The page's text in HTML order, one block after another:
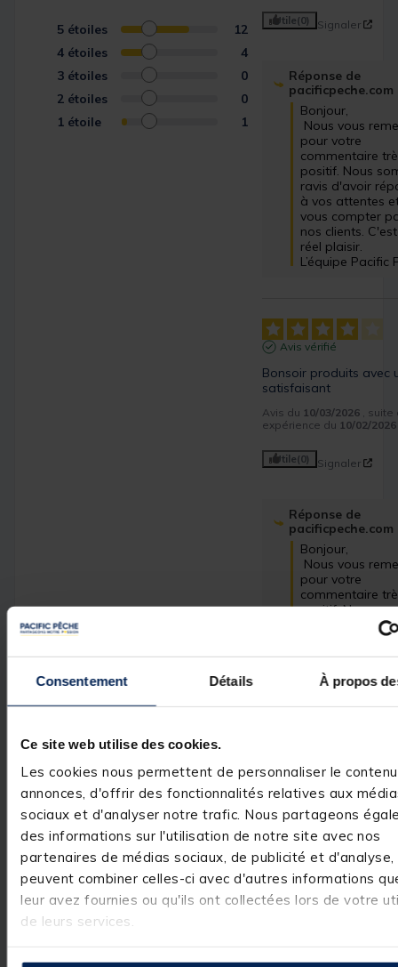
Consentement Détails À propos
Ce site web utilise des cookies.
Les cookies nous permettent de personnaliser le
annonces, d'offrir des fonctionnalités relatives aux
sociaux et d'analyser notre trafic. Nous partageons
des informations sur l'utilisation de notre site avec nos
partenaires de médias sociaux, de publicité et d'analyse,
peuvent combiner celles-ci avec d'autres informations
leur avez fournies ou qu'ils ont collectées lors de votre
de leurs services.
5 étoiles
12
4 étoiles
4
3 étoiles
0
2 étoiles
0
1 étoile 1
Utile(0) Signaler
Réponse de
pacificpeche.com
Bonjour,
pour votre
commentaire
positif. Nous
ravis d'avoir
à vos attentes
vous compter
nos clients.
réel plaisir.
L’équipe Pacific
Avis vérifié
Bonsoir produits avec
satisfaisant
Avis du 10/03/2026
,
expérience du 10/02/2026
Utile(0) Signaler
Réponse de
pacificpeche.com
Bonjour,
pour votre
commentaire
positif. Nous
ravis d'avoir
à vos attentes
vous compter
nos clients.
réel plaisir.
Parfait
Avis du23/11/2025 , suite
Utile(1) Signaler